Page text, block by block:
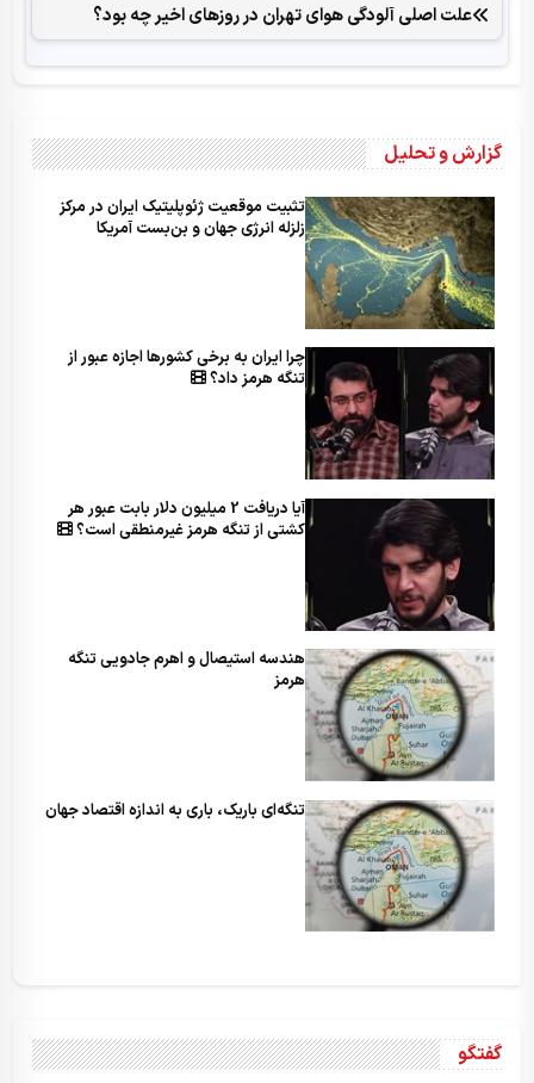
علت اصلی آلودگی هوای تهران در روزهای اخیر چه بود؟
گزارش و تحلیل
تثبیت موقعیت ژئوپلیتیک ایران در مرکز
زلزله انرژی جهان و بن‌بست آمریکا
چرا ایران به برخی کشورها اجازه عبور از
تنگه هرمز داد؟
آیا دریافت 2 میلیون دلار بابت عبور هر
کشتی از تنگه هرمز غیرمنطقی است؟
هندسه استیصال و اهرم جادویی تنگه
هرمز
تنگه‌ای باریک، باری به اندازه اقتصاد جهان
گفتگو